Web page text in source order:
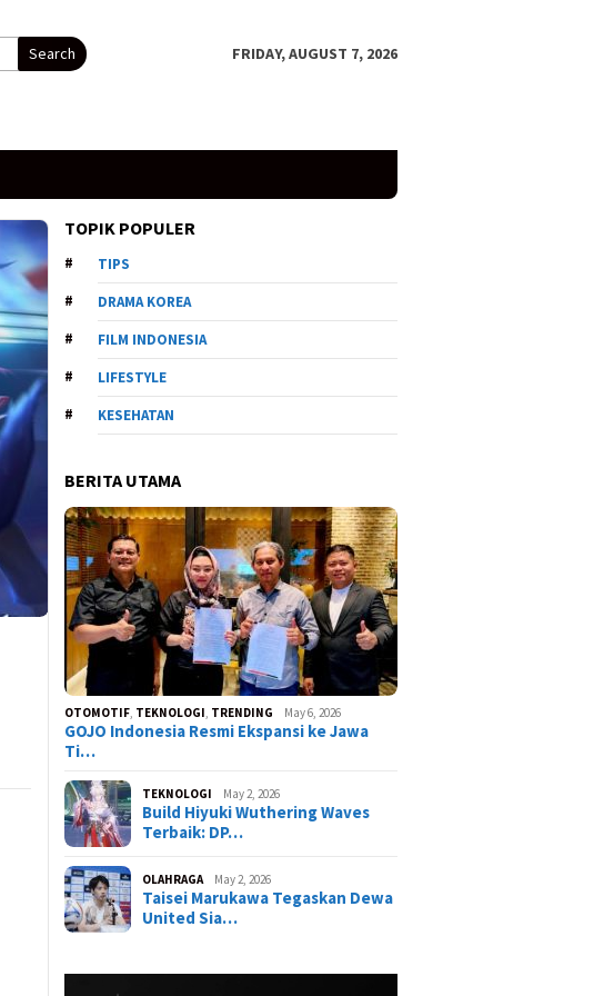
Search FRIDAY, AUGUST 7, 2026
TOPIK POPULER
TIPS
DRAMA KOREA
FILM INDONESIA
LIFESTYLE
KESEHATAN
BERITA UTAMA
OTOMOTIF TEKNOLOGI TRENDING May 6, 2026
GOJO Indonesia Resmi Ekspansi ke Jawa
Ti…
TEKNOLOGI May 2, 2026
Build Hiyuki Wuthering Waves
Terbaik: DP…
OLAHRAGA May 2, 2026
Taisei Marukawa Tegaskan Dewa
United Sia…